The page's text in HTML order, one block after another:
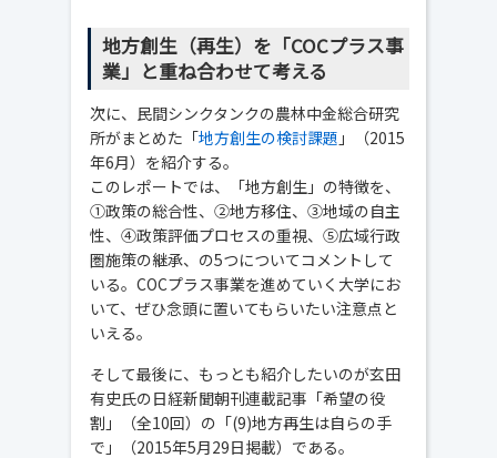
地方創生（再生）を「COCプラス事
業」と重ね合わせて考える
次に、民間シンクタンクの農林中金総合研究
所がまとめた「地方創生の検討課題 」（2015
年6月）を紹介する。
このレポートでは、「地方創生」の特徴を、
①政策の総合性、②地方移住、③地域の自主
性、④政策評価プロセスの重視、⑤広域行政
圏施策の継承、の5つについてコメントして
いる。COCプラス事業を進めていく大学にお
いて、ぜひ念頭に置いてもらいたい注意点と
いえる。
そして最後に、もっとも紹介したいのが玄田
有史氏の日経新聞朝刊連載記事「希望の役
割」（全10回）の「(9)地方再生は自らの手
で」（2015年5月29日掲載）である。